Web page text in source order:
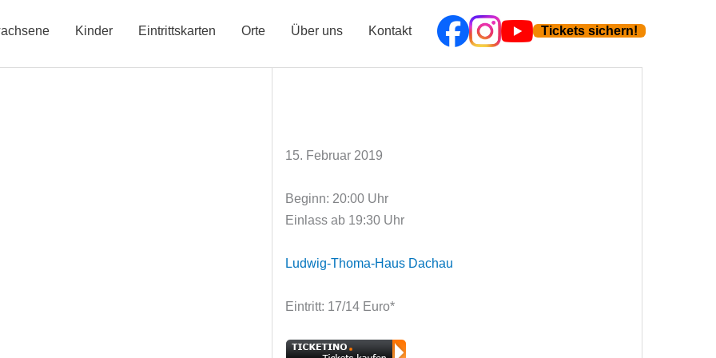
Kinder Eintrittskarten Orte Über uns Kontakt Tickets sichern!
15. Februar 2019
Beginn: 20:00 Uhr
Einlass ab 19:30 Uhr
Ludwig-Thoma-Haus Dachau
Eintritt: 17/14 Euro*